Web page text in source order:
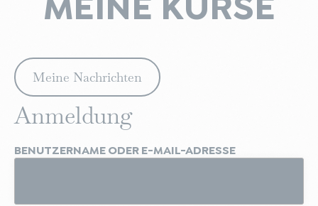
Meine Nachrichten
Anmeldung
BENUTZERNAME ODER E-MAIL-ADRESSE